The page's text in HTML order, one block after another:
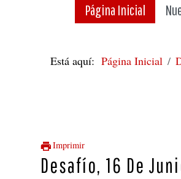
Página Inicial
Está aquí:Página Inicial
Imprimir
Desafío, 16 De